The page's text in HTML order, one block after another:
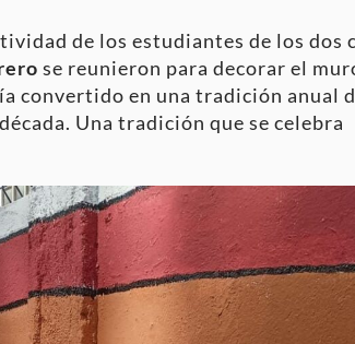
de los estudiantes de los dos
se reunieron para decorar el
convertido en una tradición anual
Una tradición que se celebra